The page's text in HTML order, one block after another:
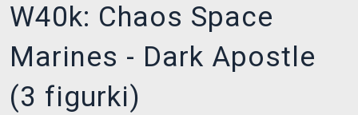
W40k: Chaos Space
Marines - Dark Apostle
(3 figurki)